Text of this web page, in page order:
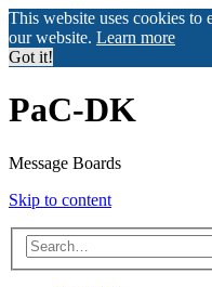
This website uses cookies to
our website. Learn more
Got it!
PaC-DK
Message Boards
Skip to content